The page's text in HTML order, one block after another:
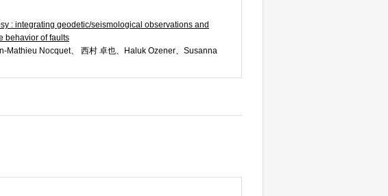
: integrating geodetic/seismological observations and
behavior of faults
Mathieu Nocquet、 西村 卓也、Haluk Ozener、Susanna